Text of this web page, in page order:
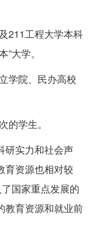
211工程大学本科
大学。
学院、民办高校
的学生。
研实力和社会声
育资源也相对较
国家重点发展的
教育资源和就业前